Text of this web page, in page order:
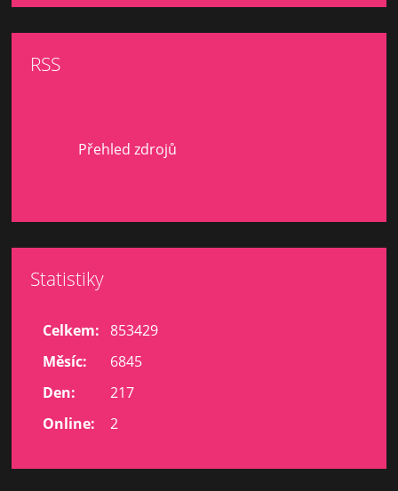
RSS
Přehled zdrojů
Statistiky
Online: 2
Celkem: 853429
Měsíc:
6845
Den:
217